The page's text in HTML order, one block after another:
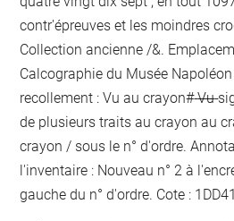
contr'épreuves et les moindres
Collection ancienne /&.
Calcographie du Musée
recollement :Vu au crayon# Vu
de plusieurs traits au crayon au
crayon / sous le n° d'ordre.
l'inventaire : Nouveau n° 2 à
gauche du n° d'ordre. Cote : 1DD41